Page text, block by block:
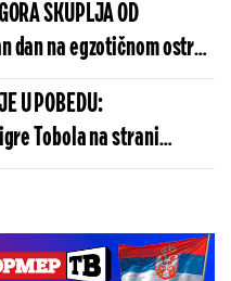
SKUPLJA OD
dan na egzotičnom ostrvu
nego u Budvi
U POBEDU:
Tobola na strani
Partizanu